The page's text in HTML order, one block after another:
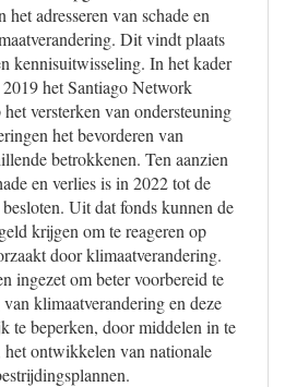
adresseren van schade en
Dit vindt plaats
kennisuitwisseling. In het kader
het Santiago Network
versterken van ondersteuning
het bevorderen van
betrokkenen. Ten aanzien
en verlies is in 2022 tot de
Uit dat fonds kunnen de
krijgen om te reageren op
door klimaatverandering.
ingezet om beter voorbereid te
klimaatverandering en deze
te beperken, door middelen in te
ontwikkelen van nationale